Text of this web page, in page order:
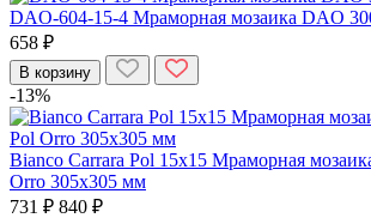
DAO-604-15-4 Мраморная мозаика DAO
658 ₽
В корзину
-13%
Bianco Carrara Pol 15x15 Мраморная
Orro 305x305 мм
731 ₽ 840 ₽